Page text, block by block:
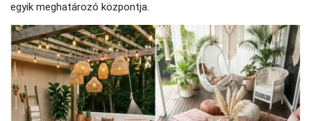
egyik meghatározó központja.